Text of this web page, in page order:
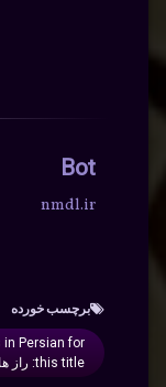
Bot
nmdl.ir
برچسب‌ خورده
Persian for
this title: راز های گذشته با دوبله فارسی – همه چیز درباره دلار